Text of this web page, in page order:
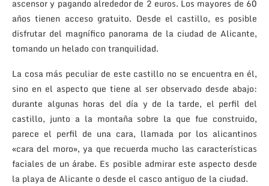
ascensor y pagando alrededor de 2 euros. Los mayores de 60
años tienen acceso gratuito. Desde el castillo, es posible
disfrutar del magnífico panorama de la ciudad de Alicante,
tomando un helado con tranquilidad.
La cosa más peculiar de este castillo no se encuentra en él,
sino en el aspecto que tiene al ser observado desde abajo:
durante algunas horas del día y de la tarde, el perfil del
castillo, junto a la montaña sobre la que fue construido,
parece el perfil de una cara, llamada por los alicantinos
«cara del moro», ya que recuerda mucho las características
faciales de un árabe. Es posible admirar este aspecto desde
la playa de Alicante o desde el casco antiguo de la ciudad.